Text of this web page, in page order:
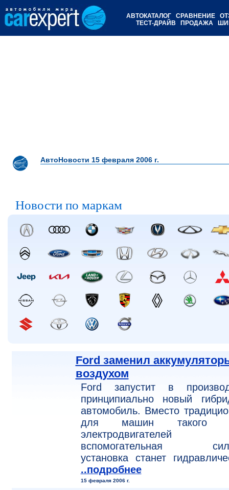
АВТОКАТАЛОГ СРАВНЕНИЕ
ТЕСТ-ДРАЙВ
ПРОДАЖА
АвтоНовости 15 февраля 2006 г.
Новости по маркам
Ford заменил
воздухом
Ford запустит в
принципиально новый
автомобиль. Вместо
для машин такого
электродвигателей
вспомогательная
установка станет
..подробнее
15 февраля 2006 г.